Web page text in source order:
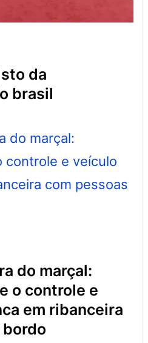
brasil
o controle e
em ribanceira
bordo